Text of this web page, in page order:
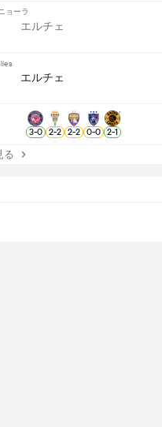
ョーラ
エルチェ
エルチェ
3-0 2-2 2-2 0-0 2-1
る